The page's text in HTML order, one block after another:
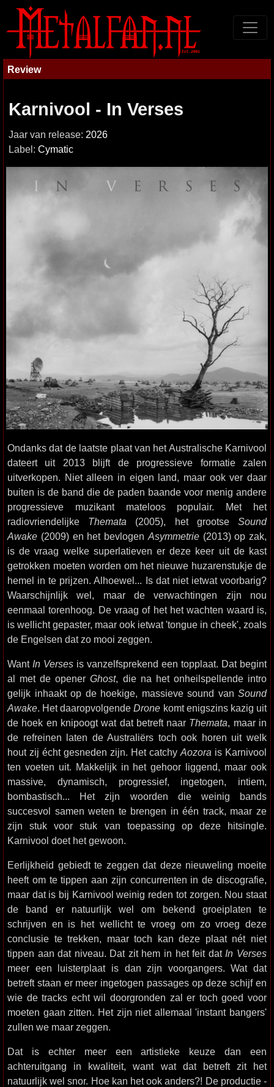
Review
Karnivool - In Verses
Jaar van release: 2026
Label: Cymatic
Ondanks dat de laatste plaat van het Australische Karnivool
dateert uit 2013 blijft de progressieve formatie zalen
uitverkopen. Niet alleen in eigen land, maar ook ver daar
buiten is de band die de paden baande voor menig andere
progressieve muzikant mateloos populair. Met het
radiovriendelijke Themata (2005), het grootseSound
Awake (2009) en het bevlogen Asymmetrie(2013) op zak,
is de vraag welke superlatieven er deze keer uit de kast
getrokken moeten worden om het nieuwe huzarenstukje de
hemel in te prijzen. Alhoewel... Is dat niet ietwat voorbarig?
Waarschijnlijk wel, maar de verwachtingen zijn nou
eenmaal torenhoog. De vraag of het het wachten waard is,
is wellicht gepaster, maar ook ietwat 'tongue in cheek', zoals
de Engelsen dat zo mooi zeggen.
Want In Verses is vanzelfsprekend een topplaat. Dat begint
al met de openerGhost, die na het onheilspellende intro
gelijk inhaakt op de hoekige, massieve sound van Sound
Awake. Het daaropvolgendeDrone komt enigszins kazig uit
de hoek en knipoogt wat dat betreft naar Themata, maar in
de refreinen laten de Australiërs toch ook horen uit welk
hout zij écht gesneden zijn. Het catchy Aozora is Karnivool
ten voeten uit. Makkelijk in het gehoor liggend, maar ook
massive, dynamisch, progressief, ingetogen, intiem,
bombastisch... Het zijn woorden die weinig bands
succesvol samen weten te brengen in één track, maar ze
zijn stuk voor stuk van toepassing op deze hitsingle.
Karnivool doet het gewoon.
Eerlijkheid gebiedt te zeggen dat deze nieuweling moeite
heeft om te tippen aan zijn concurrenten in de discografie,
maar dat is bij Karnivool weinig reden tot zorgen. Nou staat
de band er natuurlijk wel om bekend groeiplaten te
schrijven en is het wellicht te vroeg om zo vroeg deze
conclusie te trekken, maar toch kan deze plaat nét niet
tippen aan dat niveau. Dat zit hem in het feit dat In Verses
meer een luisterplaat is dan zijn voorgangers. Wat dat
betreft staan er meer ingetogen passages op deze schijf en
wie de tracks echt wil doorgronden zal er toch goed voor
moeten gaan zitten. Het zijn niet allemaal 'instant bangers'
zullen we maar zeggen.
Dat is echter meer een artistieke keuze dan een
achteruitgang in kwaliteit, want wat dat betreft zit het
natuurlijk wel snor. Hoe kan het ook anders?! De productie -